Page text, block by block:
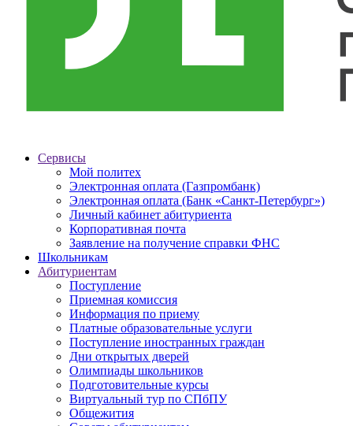
Сервисы
Мой политех
Электронная оплата (Газпромбанк)
Электронная оплата (Банк «Санкт-Петербург»)
Личный кабинет абитуриента
Корпоративная почта
Заявление на получение справки ФНС
Школьникам
Абитуриентам
Поступление
Приемная комиссия
Информация по приему
Платные образовательные услуги
Поступление иностранных граждан
Дни открытых дверей
Олимпиады школьников
Подготовительные курсы
Виртуальный тур по СПбПУ
Общежития